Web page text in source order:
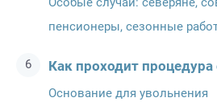
пенсионеры, сезонные
Как проходит
Основание для увольнения